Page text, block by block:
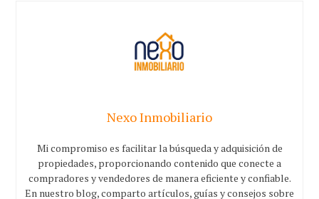
Nexo Inmobiliario
Mi compromiso es facilitar la búsqueda y adquisición de
propiedades, proporcionando contenido que conecte a
compradores y vendedores de manera eficiente y confiable.
En nuestro blog, comparto artículos, guías y consejos sobre